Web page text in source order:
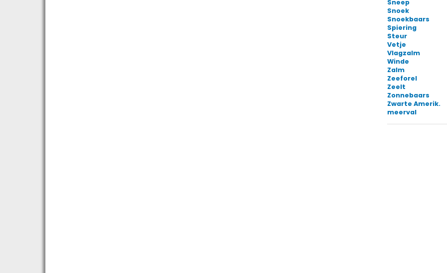
Sneep
Snoek
Snoekbaars
Spiering
Steur
Vetje
Vlagzalm
Winde
Zalm
Zeeforel
Zeelt
Zonnebaars
Zwarte Amerik.
meerval